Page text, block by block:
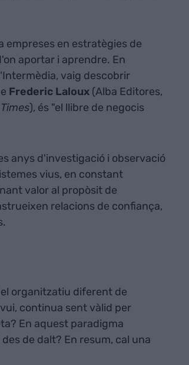
empreses en estratègies de
aportar i aprendre. En
vaig descobrir
Frederic Laloux(Alba Editores,
), és "el llibre de negocis
anys d'investigació i observació
vius, en constant
valor al propòsit de
relacions de confiança,
organitzatiu diferent de
continua sent vàlid per
En aquest paradigma
de dalt? En resum, cal una